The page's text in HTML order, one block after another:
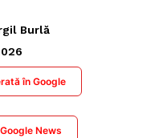
Burlă
în Google
News